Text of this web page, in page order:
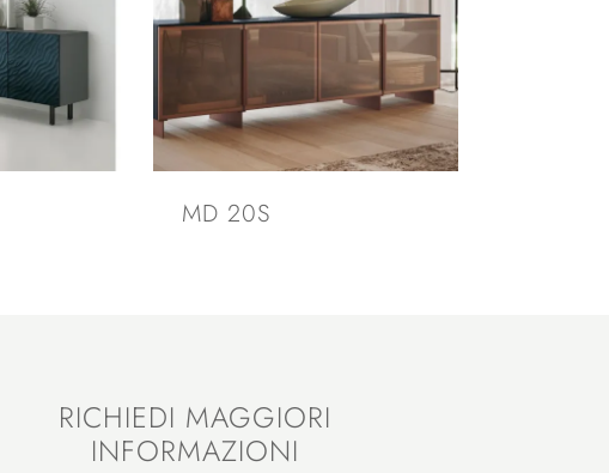
MD 20S
RICHIEDI MAGGIORI
INFORMAZIONI